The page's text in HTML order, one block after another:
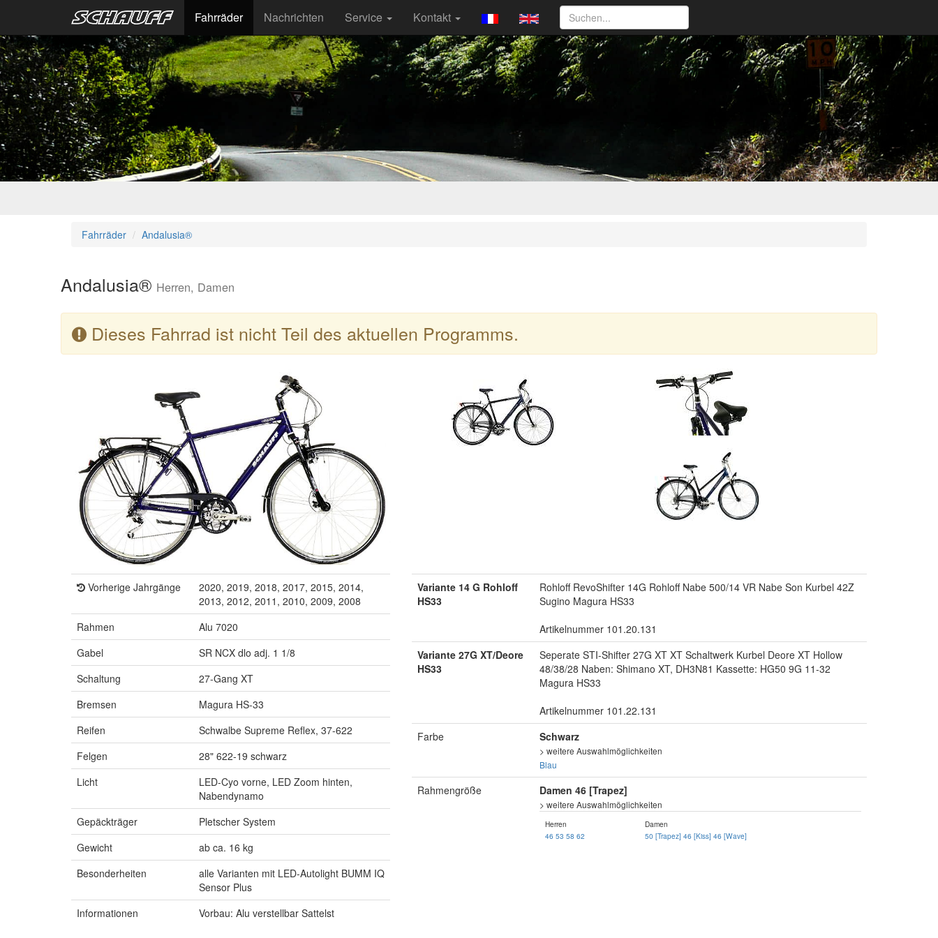
Fahrräder Nachrichten Service Kontakt
Fahrräder Andalusia®
Andalusia® Herren, Damen
Dieses Fahrrad ist nicht Teil des aktuellen Programms.
Vorherige Jahrgänge
2020, 2019, 2018, 2017, 2015, 2014,
2013, 2012, 2011, 2010, 2009, 2008
Rahmen
Alu 7020
Gabel
SR NCX dlo adj. 1 1/8
Schaltung
27-Gang XT
Bremsen
Magura HS-33
Reifen
Schwalbe Supreme Reflex, 37-622
Felgen
28" 622-19 schwarz
Licht
LED-Cyo vorne, LED Zoom hinten,
Nabendynamo
Gepäckträger
Pletscher System
Gewicht
ab ca. 16 kg
Besonderheiten
alle Varianten mit LED-Autolight BUMM IQ
Sensor Plus
Informationen
Vorbau: Alu verstellbar Sattelst
Variante 14 G Rohloff
HS33
Rohloff RevoShifter 14G Rohloff Nabe 500/14 VR Nabe Son Kurbel 42Z
Sugino Magura HS33
Artikelnummer 101.20.131
Variante 27G XT/Deore
HS33
Seperate STI-Shifter 27G XT XT Schaltwerk Kurbel Deore XT Hollow
48/38/28 Naben: Shimano XT, DH3N81 Kassette: HG50 9G 11-32
Magura HS33
Artikelnummer 101.22.131
Farbe
Schwarz
> weitere Auswahlmöglichkeiten
Blau
Rahmengröße Damen 46 [Trapez]
> weitere Auswahlmöglichkeiten
Herren
46 53 58 62
Damen
50 [Trapez] 46 [Kiss] 46 [Wave]